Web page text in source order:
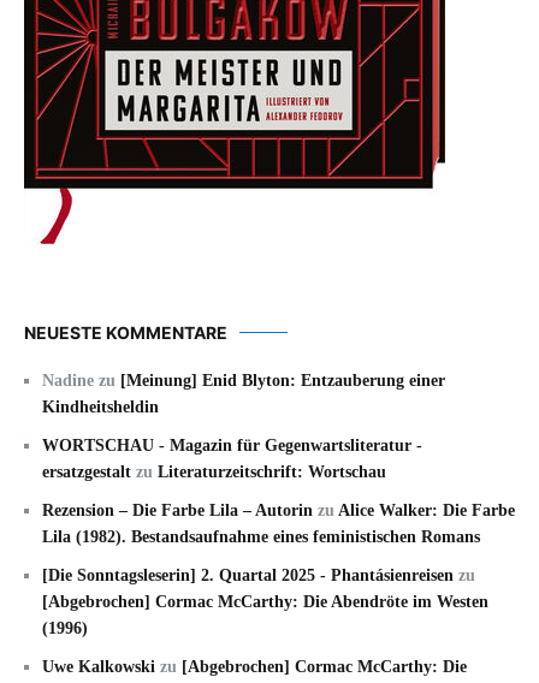
NEUESTE KOMMENTARE
Nadine zu [Meinung] Enid Blyton: Entzauberung einer
Kindheitsheldin
WORTSCHAU - Magazin für Gegenwartsliteratur -
ersatzgestalt zu Literaturzeitschrift: Wortschau
Rezension – Die Farbe Lila – Autorin zu Alice Walker: Die Farbe
Lila (1982). Bestandsaufnahme eines feministischen Romans
[Die Sonntagsleserin] 2. Quartal 2025 - Phantásienreisen zu
[Abgebrochen] Cormac McCarthy: Die Abendröte im Westen
(1996)
Uwe Kalkowski zu [Abgebrochen] Cormac McCarthy: Die